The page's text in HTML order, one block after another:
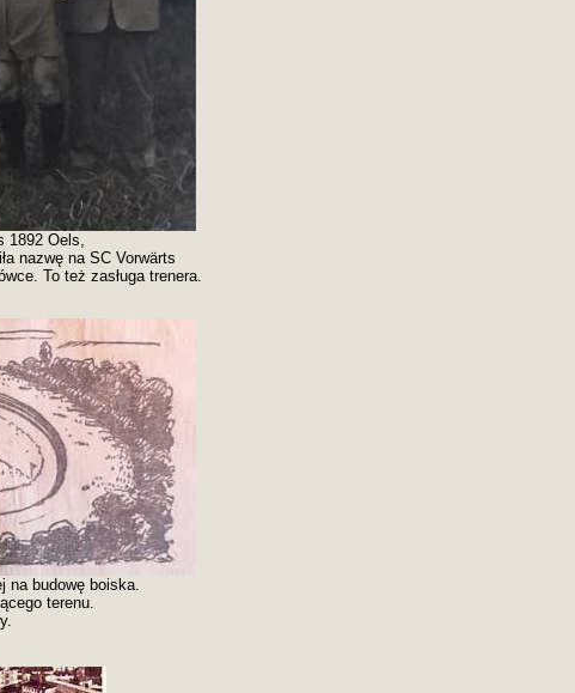
1892 Oels,
nazwę na SC Vorwärts
To też zasługa trenera.
na budowę boiska.
terenu.